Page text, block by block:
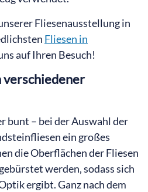
Fliesenausstellung in
Fliesen in
auf Ihren Besuch!
verschiedener
bunt – bei der Auswahl der
ein großes
die Oberflächen der Fliesen
werden, sodass sich
ergibt. Ganz nach dem